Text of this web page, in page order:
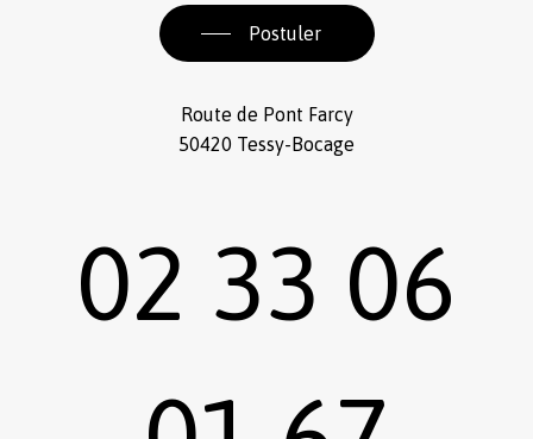
Postuler
Route de Pont Farcy
50420 Tessy-Bocage
02 33 06